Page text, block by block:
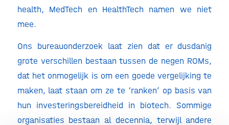
health, MedTech en HealthTech namen we niet
mee.
Ons bureauonderzoek laat zien dat er dusdanig
grote verschillen bestaan tussen de negen ROMs,
dat het onmogelijk is om een goede vergelijking te
maken, laat staan om ze te ‘ranken’ op basis van
hun investeringsbereidheid in biotech. Sommige
organisaties bestaan al decennia, terwijl andere